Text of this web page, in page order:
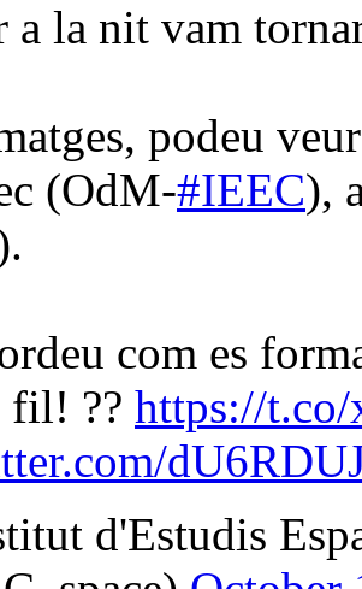
a la nit vam
podeu
(OdM-#IEEC),
com es
fil! ?? https://
d'Estudis